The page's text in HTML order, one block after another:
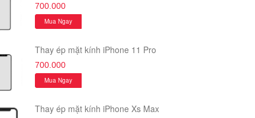
700.000
Mua Ngay
Thay ép mặt kính iPhone 11 Pro
700.000
Mua Ngay
Thay ép mặt kính iPhone Xs Max